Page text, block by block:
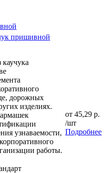
пришивной
дорожных
изделиях.
узнаваемости,
работы.
от 45,29 р.
/шт
Подробнее